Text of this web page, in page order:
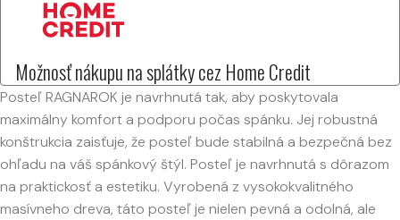
Možnosť nákupu na splátky cez Home Credit
Posteľ RAGNAROK je navrhnutá tak, aby poskytovala
maximálny komfort a podporu počas spánku. Jej robustná
konštrukcia zaisťuje, že posteľ bude stabilná a bezpečná bez
ohľadu na váš spánkový štýl. Posteľ je navrhnutá s dôrazom
na praktickosť a estetiku. Vyrobená z vysokokvalitného
masívneho dreva, táto posteľ je nielen pevná a odolná, ale